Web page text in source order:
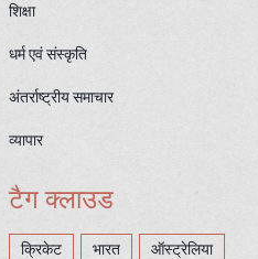
शिक्षा
धर्म एवं संस्कृति
अंतर्राष्ट्रीय समाचार
व्यापार
टैग क्लाउड
क्रिकेट भारत ऑस्ट्रेलिया